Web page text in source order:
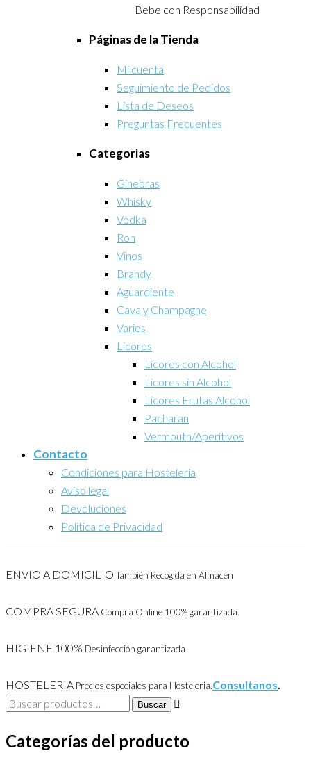
Bebe con Responsabilidad
Páginas de la Tienda
Mi cuenta
Seguimiento de Pedidos
Lista de Deseos
Preguntas Frecuentes
Categorias
Ginebras
Whisky
Vodka
Ron
Vinos
Brandy
Aguardiente
Cava y Champagne
Varios
Licores
Licores con Alcohol
Licores sin Alcohol
Licores Frutas Alcohol
Pacharan
Vermouth/Aperitivos
Contacto
Condiciones para Hosteleria
Aviso legal
Devoluciones
Politica de Privacidad
ENVIO A DOMICILIO También Recogida en Almacén
COMPRA SEGURA Compra Online 100% garantizada.
HIGIENE 100% Desinfección garantizada
HOSTELERIA Precios especiales para Hosteleria.Consultanos.
Buscar
Buscar
Categorías del producto